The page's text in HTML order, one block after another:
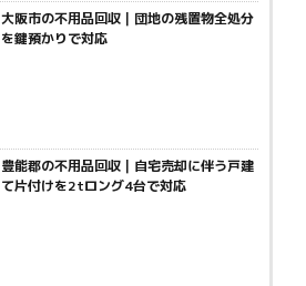
大阪市の不用品回収｜団地の残置物全処分
を鍵預かりで対応
豊能郡の不用品回収｜自宅売却に伴う戸建
て片付けを2tロング4台で対応